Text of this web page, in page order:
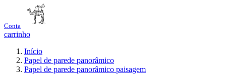
Conta
carrinho
Início
Papel de parede panorâmico
Papel de parede panorâmico paisagem